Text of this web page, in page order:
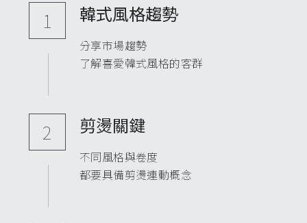
1 韓式風格趨勢
分享市場趨勢
了解喜愛韓式風格的客群
2 剪燙關鍵
不同風格與卷度
都要具備剪燙連動概念